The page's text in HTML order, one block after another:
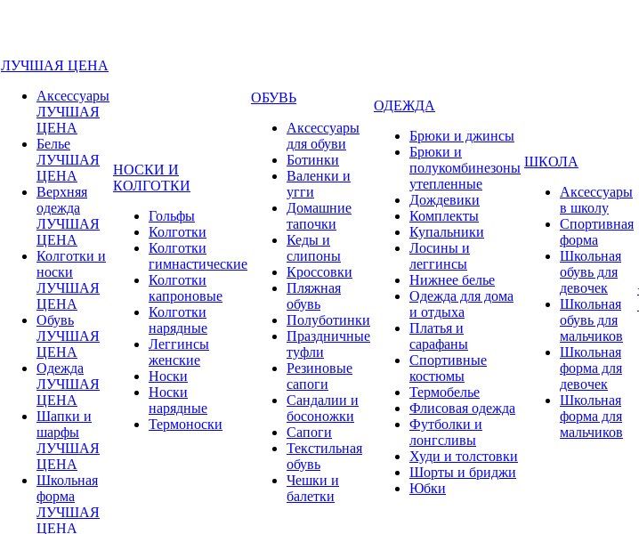
ЛУЧШАЯ ЦЕНА
Аксессуары
ЛУЧШАЯ
ЦЕНА
Белье
ЛУЧШАЯ
ЦЕНА
Верхняя
одежда
ЛУЧШАЯ
ЦЕНА
Колготки и
носки
ЛУЧШАЯ
ЦЕНА
Обувь
ЛУЧШАЯ
ЦЕНА
Одежда
ЛУЧШАЯ
ЦЕНА
Шапки и
шарфы
ЛУЧШАЯ
ЦЕНА
Школьная
форма
ЛУЧШАЯ
ЦЕНА
НОСКИ И
КОЛГОТКИ
Гольфы
Колготки
Колготки
гимнастические
Колготки
капроновые
Колготки
нарядные
Леггинсы
женские
Носки
Носки
нарядные
Термоноски
ОБУВЬ
Аксессуары
для обуви
Ботинки
Валенки и
угги
Домашние
тапочки
Кеды и
слипоны
Кроссовки
Пляжная
обувь
Полуботинки
Праздничные
туфли
Резиновые
сапоги
Сандалии и
босоножки
Сапоги
Текстильная
обувь
Чешки и
балетки
ОДЕЖДА
Брюки и джинсы
Брюки и
полукомбинезоны
утепленные
Дождевики
Комплекты
Купальники
Лосины и
леггинсы
Нижнее белье
Одежда для дома
и отдыха
Платья и
сарафаны
Спортивные
костюмы
Термобелье
Флисовая одежда
Футболки и
лонгсливы
Худи и толстовки
Шорты и бриджи
Юбки
ШКОЛА
Аксессуары
в школу
Спортивная
форма
Школьная
обувь для
девочек
Школьная
обувь для
мальчиков
Школьная
форма для
девочек
Школьная
форма для
мальчиков